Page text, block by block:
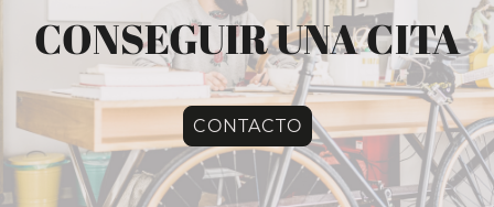
CONSEGUIR UNA CITA
CONTACTO